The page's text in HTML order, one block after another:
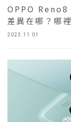
2023.11.01
OPPO Reno8
差異在哪？哪